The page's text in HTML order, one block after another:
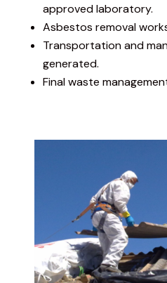
approved laboratory.
Asbestos removal
Transportation and
generated.
Final waste